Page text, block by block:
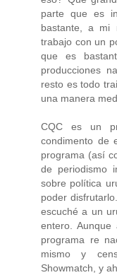
parte que es
bastante, a mi
trabajo con un
que es
producciones
resto es todo
una manera
CQC es un
condimento de
programa (así
de periodismo
sobre política
poder
escuché a un
entero.
programa re
mismo y
Showmatch, y